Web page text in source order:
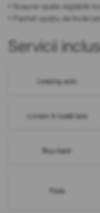
• Scaune spate reglabile
• Pachet spațiu de
Servicii
Leasing auto
Livrare în toată țara
Buy-back
Flote